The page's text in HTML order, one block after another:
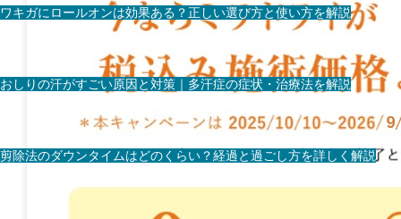
ワキガにロールオンは効果ある？正しい選び方と使い方を解説
おしりの汗がすごい原因と対策｜多汗症の症状・治療法を解説
剪除法のダウンタイムはどのくらい？経過と過ごし方を詳しく解説